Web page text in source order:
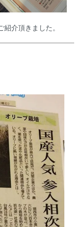
介頂きました。